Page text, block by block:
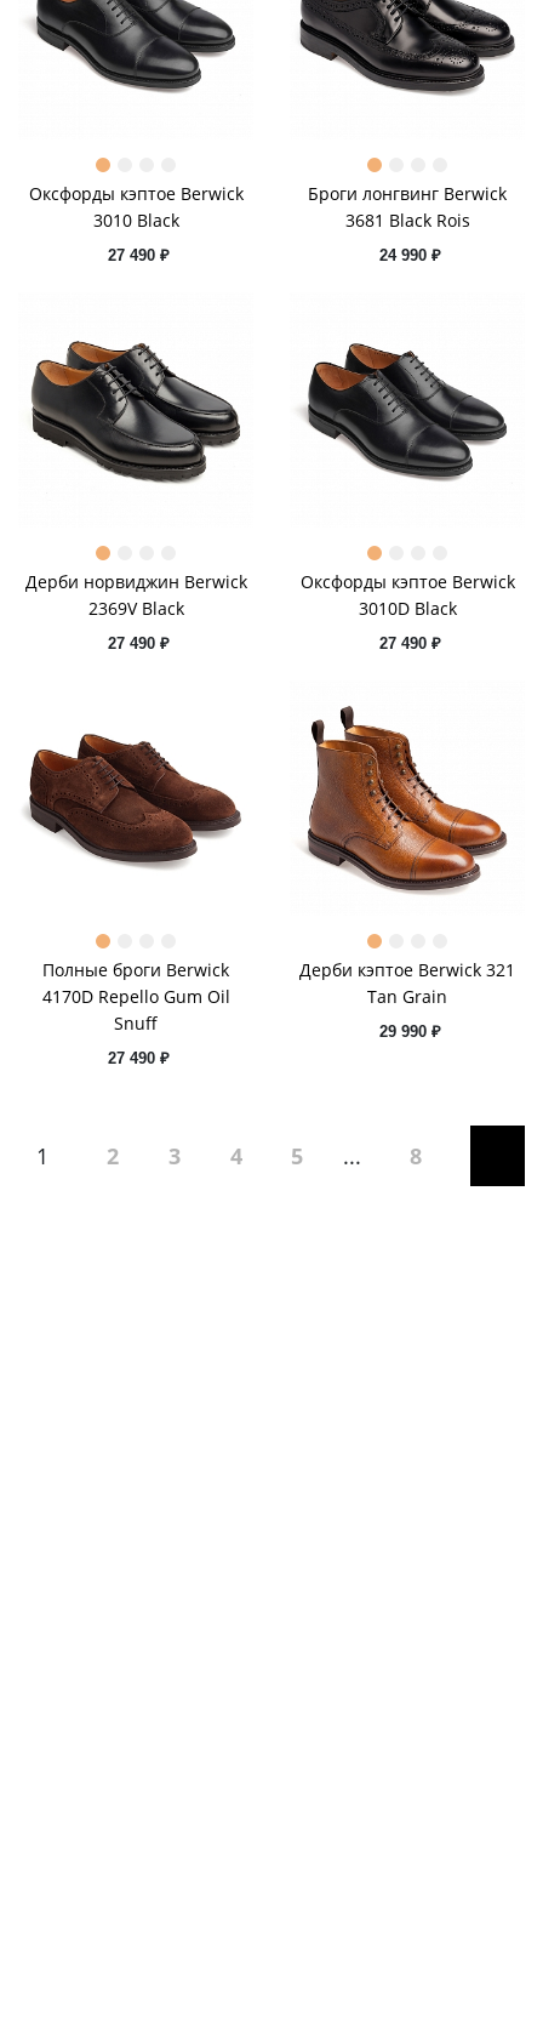
Оксфорды кэптое Berwick
3010 Black
27 490 ₽
Броги лонгвинг Berwick
3681 Black Rois
24 990 ₽
Дерби норвиджин Berwick
2369V Black
27 490 ₽
Оксфорды кэптое Berwick
3010D Black
27 490 ₽
Полные броги Berwick
4170D Repello Gum Oil
Snuff
27 490 ₽
Дерби кэптое Berwick 321
Tan Grain
29 990 ₽
1 2 3 4 5 ... 8